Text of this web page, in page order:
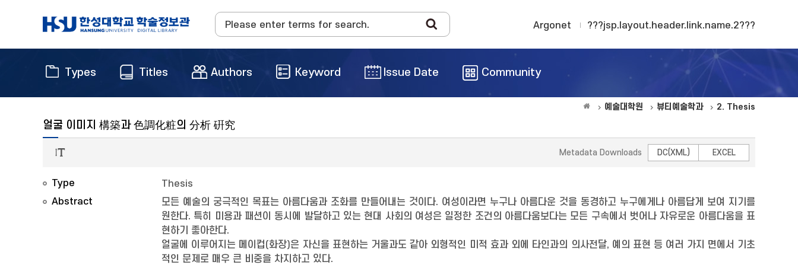
Argonet ???jsp.layout.header.link.name.2???
Types Titles Authors Keyword Issue Date Community
예술대학원 뷰티예술학과 2. Thesis
얼굴 이미지 構築과 色調化粧의 分析 硏究
Metadata Downloads DC(XML) EXCEL
Type
Thesis
Abstract
모든 예술의 궁극적인 목표는 아름다움과 조화를 만들어내는 것이다. 여성이라면 누구나 아름다운 것을 동경하고 누구에게나 아름답게 보여 지기를
원한다. 특히 미용과 패션이 동시에 발달하고 있는 현대 사회의 여성은 일정한 조건의 아름다움보다는 모든 구속에서 벗어나 자유로운 아름다움을 표
현하기 좋아한다.
얼굴에 이루어지는 메이컵(화장)은 자신을 표현하는 거울과도 같아 외형적인 미적 효과 외에 타인과의 의사전달, 예의 표현 등 여러 가지 면에서 기초
적인 문제로 매우 큰 비중을 차지하고 있다.